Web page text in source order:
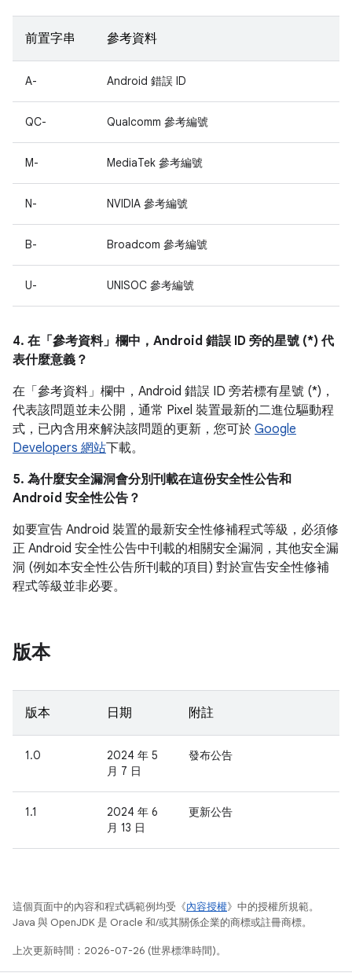
前置字串 參考資料
A- Android 錯誤 ID
QC- Qualcomm 參考編號
M- MediaTek 參考編號
N- NVIDIA 參考編號
B- Broadcom 參考編號
U- UNISOC 參考編號
4. 在「參考資料」 欄中，Android 錯誤 ID 旁的星號 (*) 代
表什麼意義？
在「參考資料」 欄中，Android 錯誤 ID 旁若標有星號 (*)，
代表該問題並未公開，通常 Pixel 裝置最新的二進位驅動程
式，已內含用來解決該問題的更新，您可於 Google
Developers 網站下載。
5. 為什麼安全漏洞會分別刊載在這份安全性公告和
Android 安全性公告？
如要宣告 Android 裝置的最新安全性修補程式等級，必須修
正 Android 安全性公告中刊載的相關安全漏洞，其他安全漏
洞 (例如本安全性公告所刊載的項目) 對於宣告安全性修補
程式等級並非必要。
版本
版本 日期 附註
1.0
2024 年 5
月 7 日
發布公告
1.1
2024 年 6
月 13 日
更新公告
這個頁面中的內容和程式碼範例均受《內容授權》中的授權所規範。
Java 與 OpenJDK 是 Oracle 和/或其關係企業的商標或註冊商標。
上次更新時間：2026-07-26 (世界標準時間)。